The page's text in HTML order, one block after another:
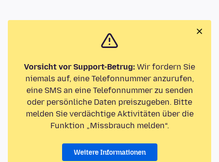
Vorsicht vor Support-Betrug: Wir fordern Sie
niemals auf, eine Telefonnummer anzurufen,
eine SMS an eine Telefonnummer zu senden
oder persönliche Daten preiszugeben. Bitte
melden Sie verdächtige Aktivitäten über die
Funktion „Missbrauch melden“.
Weitere Informationen